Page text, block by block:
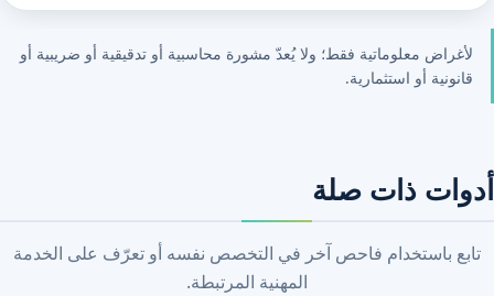
لأغراض معلوماتية فقط؛ ولا يُعدّ مشورة محاسبية أو تدقيقية أو ضريبية أو
قانونية أو استثمارية.
أدوات ذات صلة
تابع باستخدام فاحص آخر في التخصص نفسه أو تعرّف على الخدمة
المهنية المرتبطة.